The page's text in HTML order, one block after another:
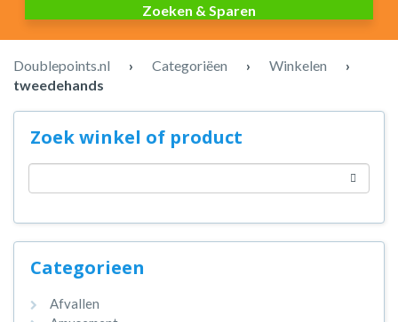
Doublepoints.nl › Categoriëen › Winkelen
›
tweedehands
Zoek winkel of product
Categorieen
Afvallen